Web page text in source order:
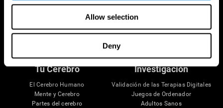
Allow selection
Deny
Síguenos en
Tu Cerebro
El Cerebro Humano
Mente y Cerebro
Partes del cerebro
Investigación
Validación de las Terapias Digitales
Juegos de Ordenador
Adultos Sanos